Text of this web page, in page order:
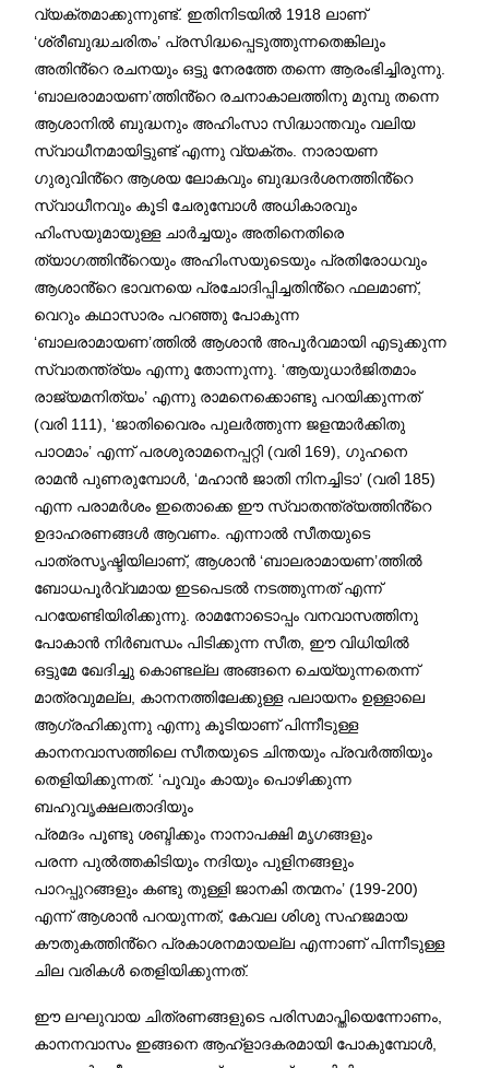
വ്യക്തമാക്കുന്നുണ്ട്. ഇതിനിടയിൽ 1918 ലാണ്
‘ശ്രീബുദ്ധചരിതം’ പ്രസിദ്ധപ്പെടുത്തുന്നതെങ്കിലും
അതിൻ്റെ രചനയും ഒട്ടു നേരത്തേ തന്നെ ആരംഭിച്ചിരുന്നു.
‘ബാലരാമായണ’ത്തിൻ്റെ രചനാകാലത്തിനു മുമ്പു തന്നെ
ആശാനിൽ ബുദ്ധനും അഹിംസാ സിദ്ധാന്തവും വലിയ
സ്വാധീനമായിട്ടുണ്ട് എന്നു വ്യക്തം. നാരായണ
ഗുരുവിൻ്റെ ആശയ ലോകവും ബുദ്ധദർശനത്തിൻ്റെ
സ്വാധീനവും കൂടി ചേരുമ്പോൾ അധികാരവും
ഹിംസയുമായുള്ള ചാർച്ചയും അതിനെതിരെ
ത്യാഗത്തിൻ്റെയും അഹിംസയുടെയും പ്രതിരോധവും
ആശാൻ്റെ ഭാവനയെ പ്രചോദിപ്പിച്ചതിൻ്റെ ഫലമാണ്,
വെറും കഥാസാരം പറഞ്ഞു പോകുന്ന
‘ബാലരാമായണ’ത്തിൽ ആശാൻ അപൂർവമായി എടുക്കുന്ന
സ്വാതന്ത്ര്യം എന്നു തോന്നുന്നു. ‘ആയുധാർജിതമാം
രാജ്യമനിത്യം’ എന്നു രാമനെക്കൊണ്ടു പറയിക്കുന്നത്
(വരി 111), ‘ജാതിവൈരം പുലർത്തുന്ന ജളന്മാർക്കിതു
പാഠമാം’ എന്ന് പരശുരാമനെപ്പറ്റി (വരി 169), ഗുഹനെ
രാമൻ പുണരുമ്പോൾ, ‘മഹാൻ ജാതി നിനച്ചിടാ’ (വരി 185)
എന്ന പരാമർശം ഇതൊക്കെ ഈ സ്വാതന്ത്ര്യത്തിൻ്റെ
ഉദാഹരണങ്ങൾ ആവണം. എന്നാൽ സീതയുടെ
പാത്രസൃഷ്ടിയിലാണ്, ആശാൻ ‘ബാലരാമായണ’ത്തിൽ
ബോധപൂർവ്വമായ ഇടപെടൽ നടത്തുന്നത് എന്ന്
പറയേണ്ടിയിരിക്കുന്നു. രാമനോടൊപ്പം വനവാസത്തിനു
പോകാൻ നിർബന്ധം പിടിക്കുന്ന സീത, ഈ വിധിയിൽ
ഒട്ടുമേ ഖേദിച്ചു കൊണ്ടല്ല അങ്ങനെ ചെയ്യുന്നതെന്ന്
മാത്രവുമല്ല, കാനനത്തിലേക്കുള്ള പലായനം ഉള്ളാലെ
ആഗ്രഹിക്കുന്നു എന്നു കൂടിയാണ് പിന്നീടുള്ള
കാനനവാസത്തിലെ സീതയുടെ ചിന്തയും പ്രവർത്തിയും
തെളിയിക്കുന്നത്. ‘പൂവും കായും പൊഴിക്കുന്ന
ബഹുവൃക്ഷലതാദിയും
പ്രമദം പൂണ്ടു ശബ്ദിക്കും നാനാപക്ഷി മൃഗങ്ങളും
പരന്ന പുൽത്തകിടിയും നദിയും പുളിനങ്ങളും
പാറപ്പുറങ്ങളും കണ്ടു തുള്ളി ജാനകി തന്മനം’ (199-200)
എന്ന് ആശാൻ പറയുന്നത്, കേവല ശിശു സഹജമായ
കൗതുകത്തിൻ്റെ പ്രകാശനമായല്ല എന്നാണ് പിന്നീടുള്ള
ചില വരികൾ തെളിയിക്കുന്നത്.
ഈ ലഘുവായ ചിത്രണങ്ങളുടെ പരിസമാപ്തിയെന്നോണം,
കാനനവാസം ഇങ്ങനെ ആഹ്ളാദകരമായി പോകുമ്പോൾ,